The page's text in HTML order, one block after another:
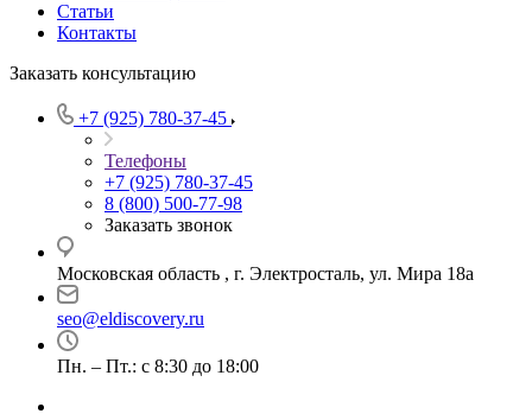
Статьи
Контакты
Заказать консультацию
+7 (925) 780-37-45
Телефоны
+7 (925) 780-37-45
8 (800) 500-77-98
Заказать звонок
Московская область , г. Электросталь, ул. Мира 18а
seo@eldiscovery.ru
Пн. – Пт.: с 8:30 до 18:00